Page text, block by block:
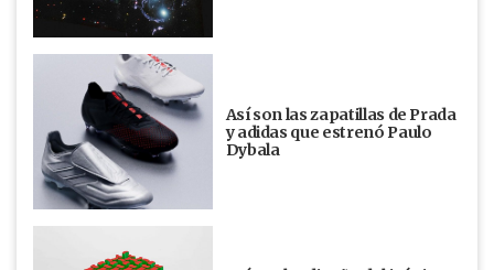
Así son las zapatillas de Prada
y adidas que estrenó Paulo
Dybala